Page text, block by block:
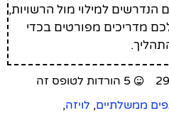
הנדרשים למילוי מול הרשויות,
מדריכים מפורטים בכדי
5 הורדות לטופס זה
ממשלתיים, לויזה,